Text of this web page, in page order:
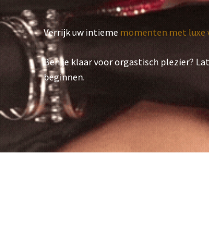
Verrijk uw intieme momenten met luxe
Ben je klaar voor orgastisch plezier?
beginnen.